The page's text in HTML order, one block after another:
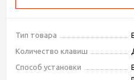
Тип товара
Количество клавиш
Способ установки